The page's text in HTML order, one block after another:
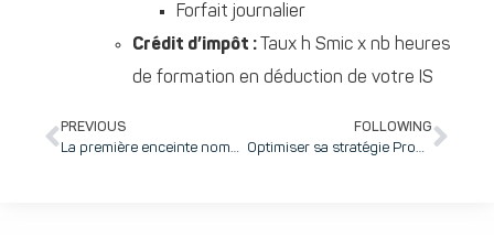
Forfait journalier
Crédit d’impôt :
Taux h Smic x nb heures
de formation en déduction de votre IS
PREVIOUS
FOLLOWING